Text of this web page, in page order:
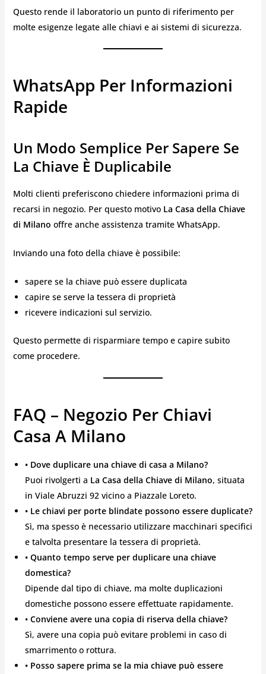
Questo rende il laboratorio un punto di riferimento per
molte esigenze legate alle chiavi e ai sistemi di sicurezza.
WhatsApp Per Informazioni
Rapide
Un Modo Semplice Per Sapere Se
La Chiave È Duplicabile
Molti clienti preferiscono chiedere informazioni prima di
recarsi in negozio. Per questo motivo La Casa della Chiave
di Milano offre anche assistenza tramite WhatsApp.
Inviando una foto della chiave è possibile:
sapere se la chiave può essere duplicata
capire se serve la tessera di proprietà
ricevere indicazioni sul servizio.
Questo permette di risparmiare tempo e capire subito
come procedere.
FAQ – Negozio Per Chiavi
Casa A Milano
• Dove duplicare una chiave di casa a Milano?
Puoi rivolgerti a La Casa della Chiave di Milano, situata
in Viale Abruzzi 92 vicino a Piazzale Loreto.
• Le chiavi per porte blindate possono essere duplicate?
Sì, ma spesso è necessario utilizzare macchinari specifici
e talvolta presentare la tessera di proprietà.
• Quanto tempo serve per duplicare una chiave
domestica?
Dipende dal tipo di chiave, ma molte duplicazioni
domestiche possono essere effettuate rapidamente.
• Conviene avere una copia di riserva della chiave?
Sì, avere una copia può evitare problemi in caso di
smarrimento o rottura.
• Posso sapere prima se la mia chiave può essere